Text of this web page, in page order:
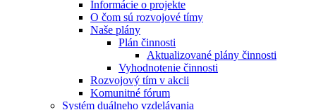
Informácie o projekte
O čom sú rozvojové tímy
Naše plány
Plán činnosti
Aktualizované plány činnosti
Vyhodnotenie činnosti
Rozvojový tím v akcii
Komunitné fórum
Systém duálneho vzdelávania